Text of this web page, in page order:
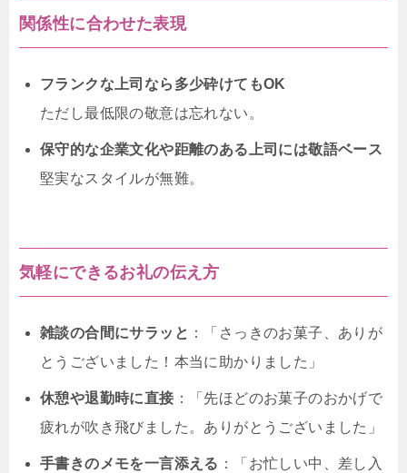
関係性に合わせた表現
フランクな上司なら多少砕けてもOK
ただし最低限の敬意は忘れない。
保守的な企業文化や距離のある上司には敬語ベース
堅実なスタイルが無難。
気軽にできるお礼の伝え方
雑談の合間にサラッと ：「さっきのお菓子、ありが
とうございました！本当に助かりました」
休憩や退勤時に直接 ：「先ほどのお菓子のおかげで
疲れが吹き飛びました。ありがとうございました」
手書きのメモを一言添える ：「お忙しい中、差し入